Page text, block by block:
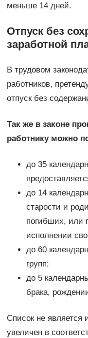
меньше 14 дней.
Отпуск без
заработной
В трудовом
работников,
отпуск без
Так же в законе
работнику можно
до 35
до 14
старости и
погибших, или
исполнении
до 60
групп;
до 5
брака,
Список не
увеличен в